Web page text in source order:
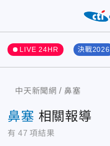
LIVE 24HR 決戰2026
中天新聞網 鼻塞
鼻塞 相關報導
有 47 項結果